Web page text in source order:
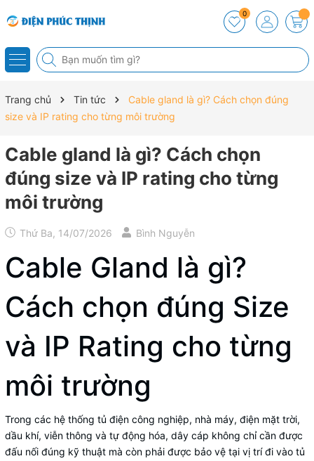
0
Trang chủ Tin tức
Cable gland là gì? Cách chọn đúng
size và IP rating cho từng môi trường
Cable gland là gì? Cách chọn
đúng size và IP rating cho từng
môi trường
Thứ Ba, 14/07/2026 Bình Nguyễn
Cable Gland là gì?
Cách chọn đúng Size
và IP Rating cho từng
môi trường
Trong các hệ thống tủ điện công nghiệp, nhà máy, điện mặt trời,
dầu khí, viễn thông và tự động hóa, dây cáp không chỉ cần được
đấu nối đúng kỹ thuật mà còn phải được bảo vệ tại vị trí đi vào tủ